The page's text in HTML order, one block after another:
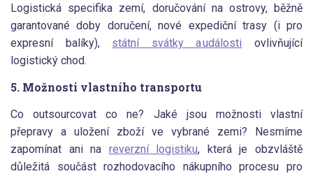
Logistická specifika zemí, doručování na ostrovy, běžně
garantované doby doručení, nové expediční trasy (i pro
expresní balíky), státní svátky a události ovlivňující
logistický chod.
5. Možnosti vlastního transportu
Co outsourcovat co ne? Jaké jsou možnosti vlastní
přepravy a uložení zboží ve vybrané zemi? Nesmíme
zapomínat ani na reverzní logistiku, která je obzvláště
důležitá součást rozhodovacího nákupního procesu pro